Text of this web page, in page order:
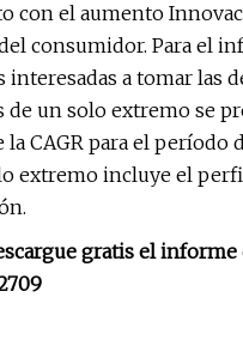
con el aumento
consumidor. Para el
interesadas a tomar las
de un solo extremo se
CAGR para el
extremo incluye el
gratis el informe